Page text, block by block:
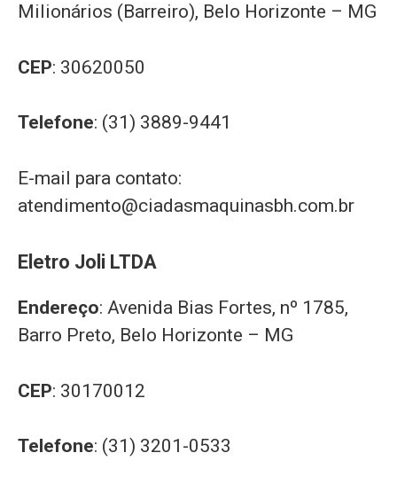
Milionários (Barreiro), Belo Horizonte – MG
CEP: 30620050
Telefone: (31) 3889-9441
E-mail para contato:
atendimento@ciadasmaquinasbh.com.br
Eletro Joli LTDA
Endereço: Avenida Bias Fortes, nº 1785,
Barro Preto, Belo Horizonte – MG
CEP: 30170012
Telefone: (31) 3201-0533